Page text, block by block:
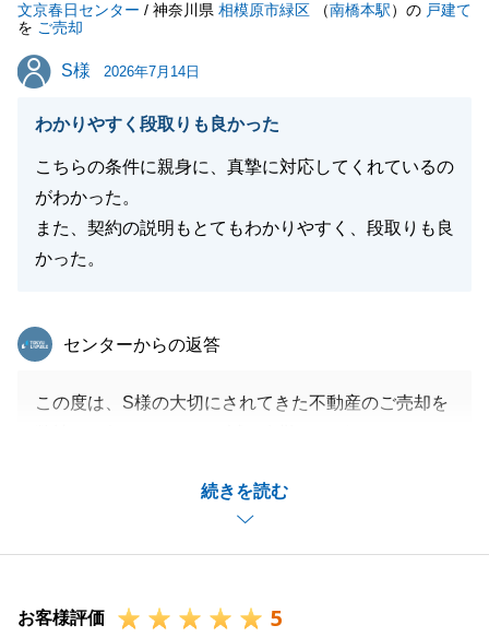
文京春日センター / 神奈川県 相模原市緑区 （南橋本駅）の 戸建て
を ご売却
S様
S様 2026年7月14日
わかりやすく段取りも良かった
こちらの条件に親身に、真摯に対応してくれているの
がわかった。
また、契約の説明もとてもわかりやすく、段取りも良
かった。
続きを読む
東急リバブル
センターからの返答
この度は、S様の大切にされてきた不動産のご売却を
嬉しいお言葉をいただきまして、大変光栄に思いま
お忙しい中、ご契約及びお引渡しに向けての準備に快
ご成約に至ることができました。
お客様評価 5